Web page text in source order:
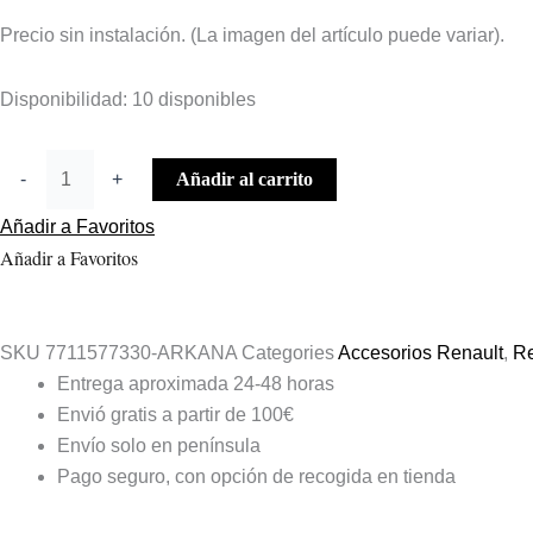
Precio sin instalación. (La imagen del artículo puede variar).
Disponibilidad: 10 disponibles
- + Añadir al carrito
Añadir a Favoritos
Añadir a Favoritos
SKU 7711577330-ARKANA CategoriesAccesorios Renault,
Entrega aproximada 24-48 horas
Envió gratis a partir de 100€
Envío solo en península
Pago seguro, con opción de recogida en tienda